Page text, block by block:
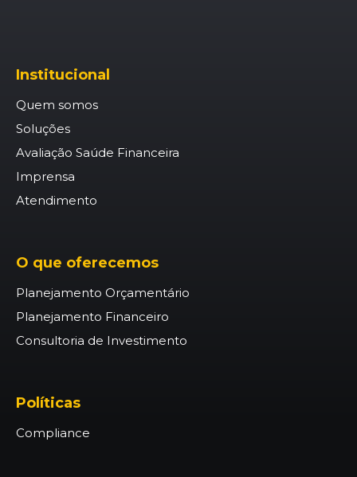
Institucional
Quem somos
Soluções
Avaliação Saúde Financeira
Imprensa
Atendimento
O que oferecemos
Planejamento Orçamentário
Planejamento Financeiro
Consultoria de Investimento
Políticas
Compliance